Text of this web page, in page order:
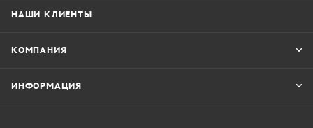
НАШИ КЛИЕНТЫ
КОМПАНИЯ
ИНФОРМАЦИЯ